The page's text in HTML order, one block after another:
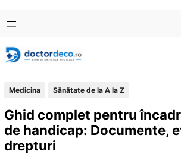
conținut
content
Medicina Sănătate de la A la Z
Ghid complet pentru
de handicap: Documente,
drepturi